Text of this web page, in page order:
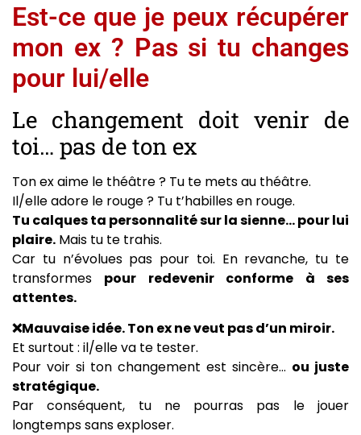
Est-ce que je peux récupérer
mon ex ? Pas si tu changes
pour lui/elle
Le changement doit venir de
toi… pas de ton ex
Ton ex aime le théâtre ? Tu te mets au théâtre.
Il/elle adore le rouge ? Tu t’habilles en rouge.
Tu calques ta personnalité sur la sienne… pour lui
plaire. Mais tu te trahis.
Car tu n’évolues pas pour toi. En revanche, tu te
transformes pour redevenir conforme à ses
attentes.
❌Mauvaise idée. Ton ex ne veut pas d’un miroir.
Et surtout : il/elle va te tester.
Pour voir si ton changement est sincère… ou juste
stratégique.
Par conséquent, tu ne pourras pas le jouer
longtemps sans exploser.